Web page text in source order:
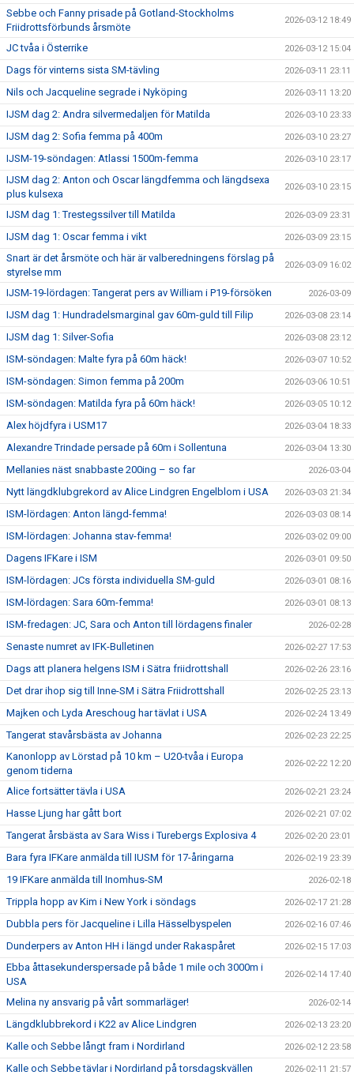
Sebbe och Fanny prisade på Gotland-Stockholms
Friidrottsförbunds årsmöte
2026-03-12 18:49
JC tvåa i Österrike 2026-03-12 15:04
Dags för vinterns sista SM-tävling 2026-03-11 23:11
Nils och Jacqueline segrade i Nyköping 2026-03-11 13:20
IJSM dag 2: Andra silvermedaljen för Matilda 2026-03-10 23:33
IJSM dag 2: Sofia femma på 400m 2026-03-10 23:27
IJSM-19-söndagen: Atlassi 1500m-femma 2026-03-10 23:17
IJSM dag 2: Anton och Oscar längdfemma och längdsexa
plus kulsexa
2026-03-10 23:15
IJSM dag 1: Trestegssilver till Matilda 2026-03-09 23:31
IJSM dag 1: Oscar femma i vikt 2026-03-09 23:15
Snart är det årsmöte och här är valberedningens förslag på
styrelse mm
2026-03-09 16:02
IJSM-19-lördagen: Tangerat pers av William i P19-försöken 2026-03-09
IJSM dag 1: Hundradelsmarginal gav 60m-guld till Filip 2026-03-08 23:14
IJSM dag 1: Silver-Sofia 2026-03-08 23:12
ISM-söndagen: Malte fyra på 60m häck! 2026-03-07 10:52
ISM-söndagen: Simon femma på 200m 2026-03-06 10:51
ISM-söndagen: Matilda fyra på 60m häck! 2026-03-05 10:12
Alex höjdfyra i USM17 2026-03-04 18:33
Alexandre Trindade persade på 60m i Sollentuna 2026-03-04 13:30
Mellanies näst snabbaste 200ing – so far 2026-03-04
Nytt längdklubgrekord av Alice Lindgren Engelblom i USA 2026-03-03 21:34
ISM-lördagen: Anton längd-femma! 2026-03-03 08:14
ISM-lördagen: Johanna stav-femma! 2026-03-02 09:00
Dagens IFKare i ISM 2026-03-01 09:50
ISM-lördagen: JCs första individuella SM-guld 2026-03-01 08:16
ISM-lördagen: Sara 60m-femma! 2026-03-01 08:13
ISM-fredagen: JC, Sara och Anton till lördagens finaler 2026-02-28
Senaste numret av IFK-Bulletinen 2026-02-27 17:53
Dags att planera helgens ISM i Sätra friidrottshall 2026-02-26 23:16
Det drar ihop sig till Inne-SM i Sätra Friidrottshall 2026-02-25 23:13
Majken och Lyda Areschoug har tävlat i USA 2026-02-24 13:49
Tangerat stavårsbästa av Johanna 2026-02-23 22:25
Kanonlopp av Lörstad på 10 km – U20-tvåa i Europa
genom tiderna
2026-02-22 12:20
Alice fortsätter tävla i USA 2026-02-21 23:24
Hasse Ljung har gått bort 2026-02-21 07:02
Tangerat årsbästa av Sara Wiss i Turebergs Explosiva 4 2026-02-20 23:01
Bara fyra IFKare anmälda till IUSM för 17-åringarna 2026-02-19 23:39
19 IFKare anmälda till Inomhus-SM 2026-02-18
Trippla hopp av Kim i New York i söndags 2026-02-17 21:28
Dubbla pers för Jacqueline i Lilla Hässelbyspelen 2026-02-16 07:46
Dunderpers av Anton HH i längd under Rakaspåret 2026-02-15 17:03
Ebba åttasekunderspersade på både 1 mile och 3000m i
USA
2026-02-14 17:40
Melina ny ansvarig på vårt sommarläger! 2026-02-14
Längdklubbrekord i K22 av Alice Lindgren 2026-02-13 23:20
Kalle och Sebbe långt fram i Nordirland 2026-02-12 23:58
Kalle och Sebbe tävlar i Nordirland på torsdagskvällen 2026-02-11 21:57